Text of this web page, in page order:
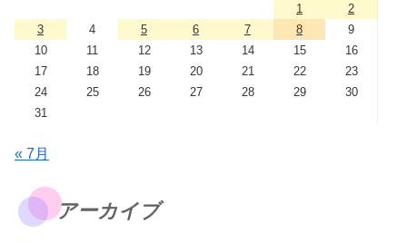
1
2
3
4 5 6 7 8
9
10
11 12 13 14 15
16
17
18 19 20 21 22
23
24
25 26 27 28 29
30
31
« 7月
アーカイブ